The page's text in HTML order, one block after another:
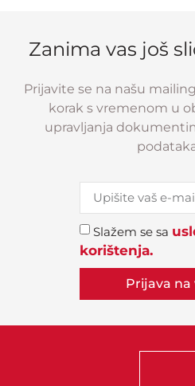
Zanima vas još
Prijavite se na našu
korak s vremenom u
upravljanja
Slažem se sa
korištenja.
Prijava na